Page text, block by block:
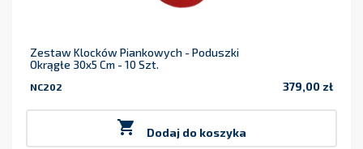
Zestaw Klocków Piankowych - Poduszki
Okrągłe 30x5 Cm - 10 Szt.
NC202 379,00 zł
 Dodaj do koszyka